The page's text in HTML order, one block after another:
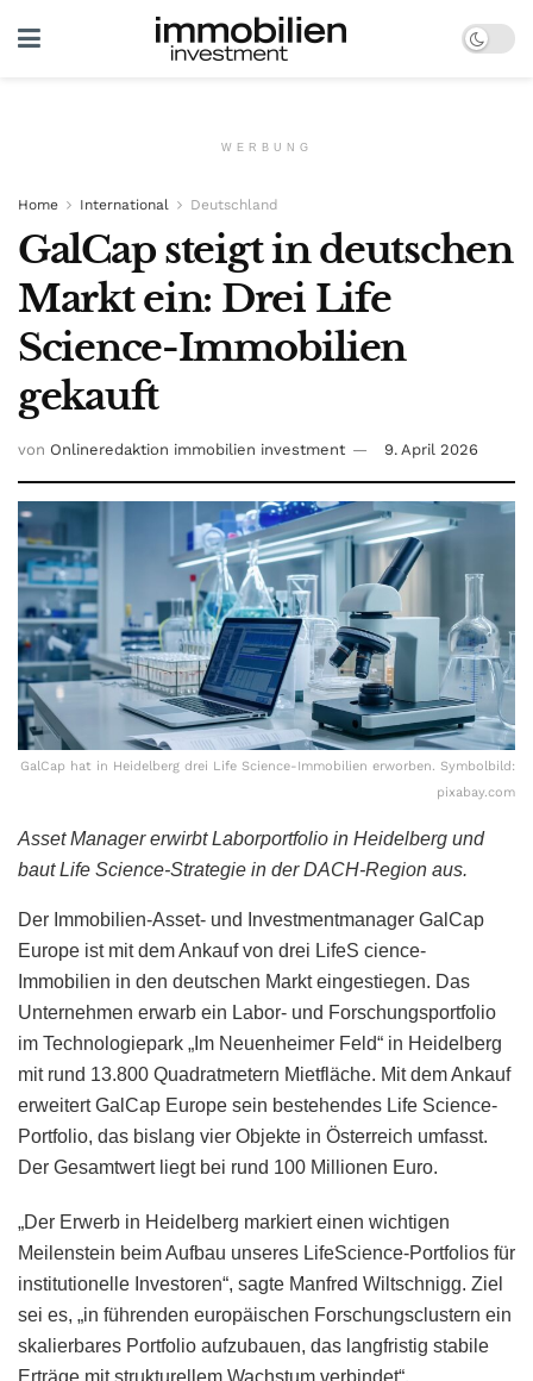
WERBUNG
Home International Deutschland
GalCap steigt in deutschen
Markt ein: Drei Life
Science-Immobilien
gekauft
von Onlineredaktion immobilien investment 9. April 2026
GalCap hat in Heidelberg drei Life Science-Immobilien erworben. Symbolbild:
pixabay.com
Asset Manager erwirbt Laborportfolio in Heidelberg und
baut Life Science-Strategie in der DACH-Region aus.
Der Immobilien-Asset- und Investmentmanager GalCap
Europe ist mit dem Ankauf von drei LifeS cience-
Immobilien in den deutschen Markt eingestiegen. Das
Unternehmen erwarb ein Labor- und Forschungsportfolio
im Technologiepark „Im Neuenheimer Feld“ in Heidelberg
mit rund 13.800 Quadratmetern Mietfläche. Mit dem Ankauf
erweitert GalCap Europe sein bestehendes Life Science-
Portfolio, das bislang vier Objekte in Österreich umfasst.
Der Gesamtwert liegt bei rund 100 Millionen Euro.
„Der Erwerb in Heidelberg markiert einen wichtigen
Meilenstein beim Aufbau unseres LifeScience-Portfolios für
institutionelle Investoren“, sagte Manfred Wiltschnigg. Ziel
sei es, „in führenden europäischen Forschungsclustern ein
skalierbares Portfolio aufzubauen, das langfristig stabile
Erträge mit strukturellem Wachstum verbindet“.